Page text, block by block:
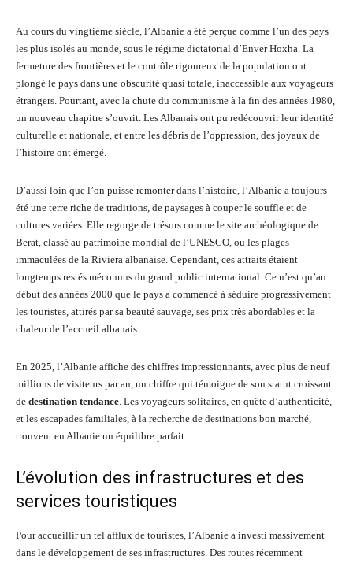
Au cours du vingtième siècle, l’Albanie a été perçue comme l’un des pays
les plus isolés au monde, sous le régime dictatorial d’Enver Hoxha. La
fermeture des frontières et le contrôle rigoureux de la population ont
plongé le pays dans une obscurité quasi totale, inaccessible aux voyageurs
étrangers. Pourtant, avec la chute du communisme à la fin des années 1980,
un nouveau chapitre s’ouvrit. Les Albanais ont pu redécouvrir leur identité
culturelle et nationale, et entre les débris de l’oppression, des joyaux de
l’histoire ont émergé.
D’aussi loin que l’on puisse remonter dans l’histoire, l’Albanie a toujours
été une terre riche de traditions, de paysages à couper le souffle et de
cultures variées. Elle regorge de trésors comme le site archéologique de
Berat, classé au patrimoine mondial de l’UNESCO, ou les plages
immaculées de la Riviera albanaise. Cependant, ces attraits étaient
longtemps restés méconnus du grand public international. Ce n’est qu’au
début des années 2000 que le pays a commencé à séduire progressivement
les touristes, attirés par sa beauté sauvage, ses prix très abordables et la
chaleur de l’accueil albanais.
En 2025, l’Albanie affiche des chiffres impressionnants, avec plus de neuf
millions de visiteurs par an, un chiffre qui témoigne de son statut croissant
de destination tendance. Les voyageurs solitaires, en quête d’authenticité,
et les escapades familiales, à la recherche de destinations bon marché,
trouvent en Albanie un équilibre parfait.
L’évolution des infrastructures et des
services touristiques
Pour accueillir un tel afflux de touristes, l’Albanie a investi massivement
dans le développement de ses infrastructures. Des routes récemment